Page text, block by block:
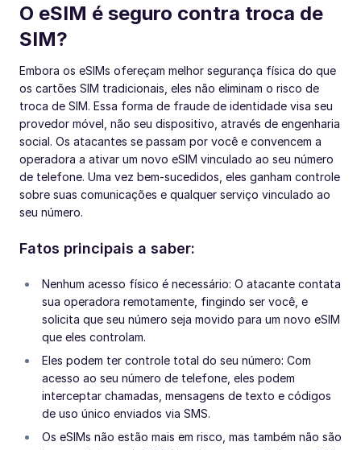
O eSIM é seguro contra troca de
SIM?
Embora os eSIMs ofereçam melhor segurança física do que
os cartões SIM tradicionais, eles não eliminam o risco de
troca de SIM. Essa forma de fraude de identidade visa seu
provedor móvel, não seu dispositivo, através de engenharia
social. Os atacantes se passam por você e convencem a
operadora a ativar um novo eSIM vinculado ao seu número
de telefone. Uma vez bem-sucedidos, eles ganham controle
sobre suas comunicações e qualquer serviço vinculado ao
seu número.
Fatos principais a saber:
Nenhum acesso físico é necessário: O atacante contata
sua operadora remotamente, fingindo ser você, e
solicita que seu número seja movido para um novo eSIM
que eles controlam.
Eles podem ter controle total do seu número: Com
acesso ao seu número de telefone, eles podem
interceptar chamadas, mensagens de texto e códigos
de uso único enviados via SMS.
Os eSIMs não estão mais em risco, mas também não são